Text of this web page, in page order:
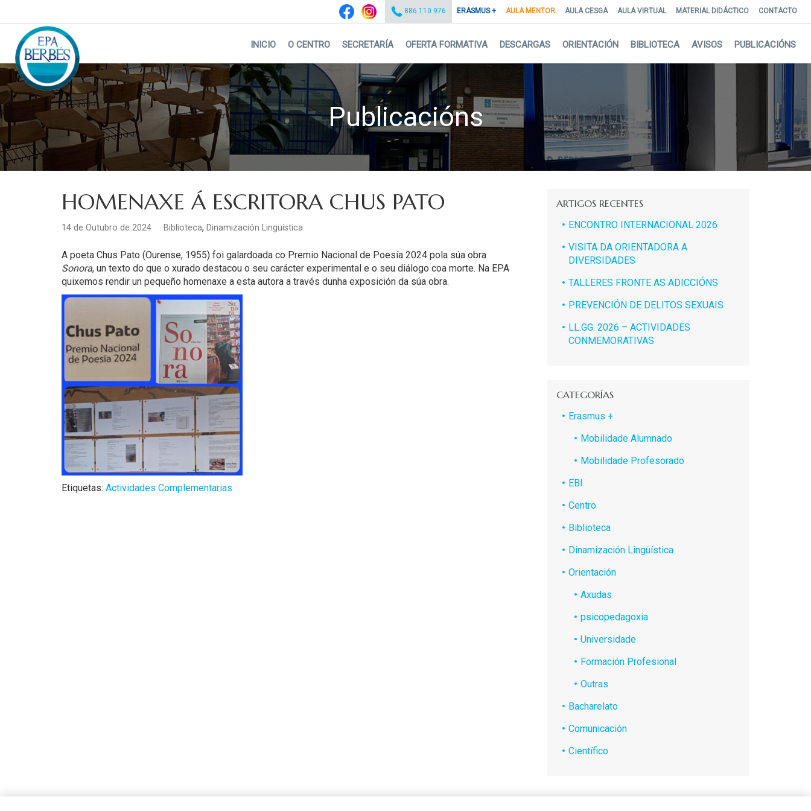
content
CONTACTO
MATERIAL DIDÁCTICO
AULA VIRTUAL
AULA CESGA
AULA MENTOR
ERASMUS +
886 110 976
INICIO O CENTRO SECRETARÍA OFERTA FORMATIVA DESCARGAS ORIENTACIÓN BIBLIOTECA AVISOS PUBLICACIÓNS
Publicacións
HOMENAXE Á ESCRITORA CHUS PATO
14 de Outubro de 2024 Biblioteca, Dinamización Lingüística
A poeta Chus Pato (Ourense, 1955) foi galardoada co Premio Nacional de Poesía 2024 pola súa obra
Sonora, un texto do que o xurado destacou o seu carácter experimental e o seu diálogo coa morte. Na EPA
quixemos rendir un pequeño homenaxe a esta autora a través dunha exposición da súa obra.
Etiquetas: Actividades Complementarias
ARTIGOS RECENTES
ENCONTRO INTERNACIONAL 2026
VISITA DA ORIENTADORA A
DIVERSIDADES
TALLERES FRONTE AS ADICCIÓNS
PREVENCIÓN DE DELITOS SEXUAIS
LL.GG. 2026 – ACTIVIDADES
CONMEMORATIVAS
CATEGORÍAS
Erasmus +
Mobilidade Alumnado
Mobilidade Profesorado
EBI
Centro
Biblioteca
Dinamización Lingüística
Orientación
Axudas
psicopedagoxia
Universidade
Formación Profesional
Outras
Bacharelato
Comunicación
Científico